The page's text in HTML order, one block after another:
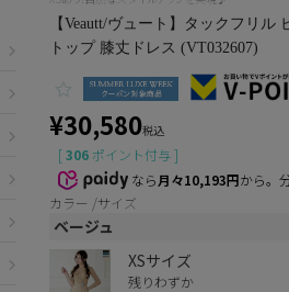
【Veautt/ヴュート】タックフリ
トップ 膝丈ドレス (VT032607)
¥30,580税込
[306 ポイント付与 ]
なら月々10,193円から。
カラー
サイズ
ベージュ
XSサイズ
残りわずか